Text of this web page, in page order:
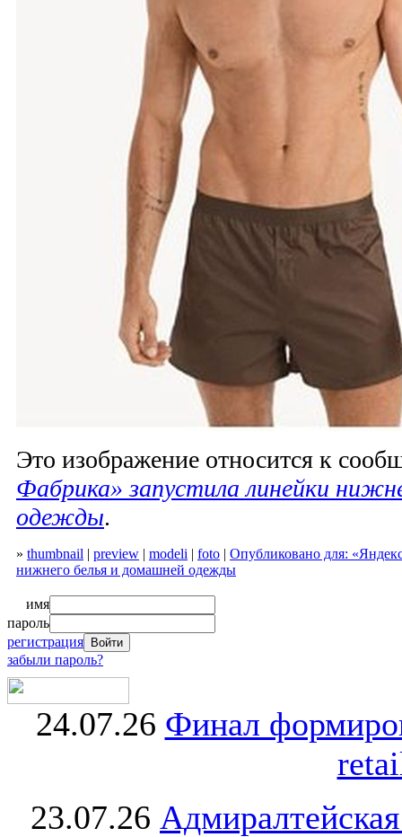
Это изображение относится к
Фабрика» запустила линейки
одежды.
» thumbnail | preview | modeli | foto | Опубликовано для:
нижнего белья и домашней одежды
имя
пароль
регистрация
забыли пароль?
24.07.26 Финал
23.07.26